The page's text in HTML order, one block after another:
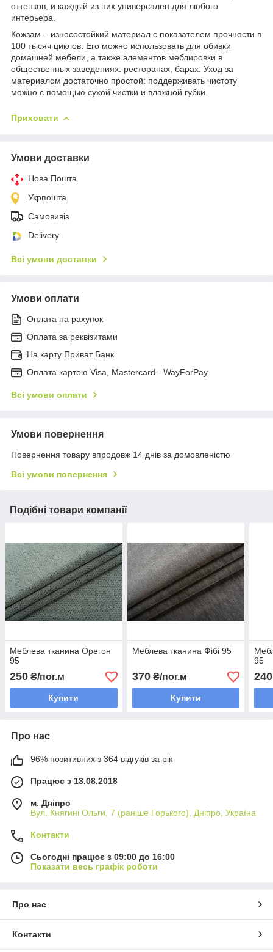
оттенков, и каждый из них универсален для любого
интерьера.
Кожзам – износостойкий материал с показателем прочности в
100 тысяч циклов. Его можно использовать для обивки
домашней мебели, а также элементов меблировки в
общественных заведениях: ресторанах, барах. Уход за
материалом достаточно простой: поддерживать чистоту
можно с помощью сухой чистки и влажной губки.
Приховати
Умови доставки
Нова Пошта
Укрпошта
Самовивіз
Delivery
Всі умови доставки
Умови оплати
Оплата на рахунок
Оплата за реквізитами
На карту Приват Банк
Оплата картою Visa, Mastercard - WayForPay
Всі умови оплати
Умови повернення
Повернення товару впродовж 14 днів за домовленістю
Всі умови повернення
Подібні товари компанії
Меблева тканина Орегон
95
250 ₴/пог.м
Купити
Меблева тканина Фібі 95
370₴/пог.м
Купити
95
240
Про нас
96% позитивних з 364 відгуків за рік
Працює з 13.08.2018
м. Дніпро
Вул. Княгині Ольги, 7 (раніше Горького), Дніпро, Україна
Контакти
Сьогодні працює з 09:00 до 16:00
Показати весь графік роботи
Про нас
Контакти